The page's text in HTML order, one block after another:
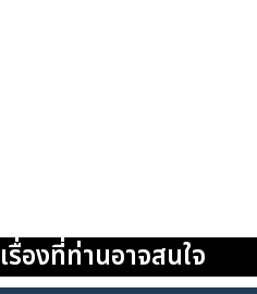
เรื่องที่ท่านอาจสนใจ